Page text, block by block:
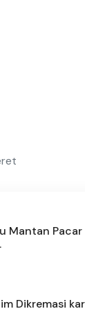
Mantan Pacar
Dikremasi